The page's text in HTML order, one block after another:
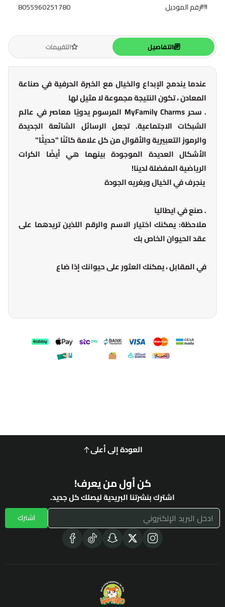
رقم الموديل 8055960251780
التفاصيل التقييمات
عندما يندمج الإبداع والخيال مع الخبرة الحرفية في صناعة
المعادن ، تكون النتيجة مجموعة لا مثيل لها
. سحر MyFamily Charms المرسوم يدويًا معاصر في عالم
الشبكات الاجتماعية. تجعل الرسائل الشائعة الجديدة
والرموز التعبيرية والأقوال من كل علامة كائنًا "حديثًا"
الأشكال العديدة الموجودة بينهما هي أيضًا الكرات
الرياضية المفضلة لدينا!
ينجرف في الخيال ويغريه الجودة
. صنع في ايطاليا
ملاحظة: يمكنك اختيار الاسم والرقم اللذين تريدهما على
عقد الحيوان الخاص بك
في المقابل ، يمكنك العثور على حيوانك إذا ضاع
العودة إلى أعلى
كن أول من يعرف!
اشترك بنشرتنا البريدية ليصلك كل جديد.
اشترك